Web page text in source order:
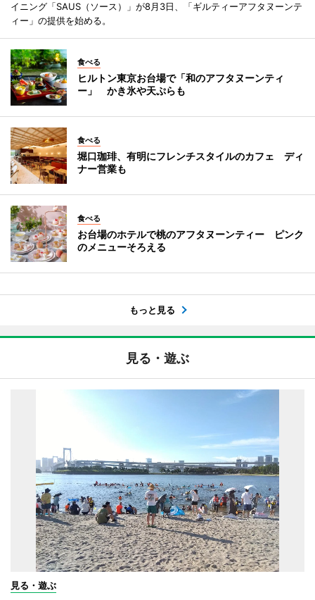
イニング「SAUS（ソース）」が8月3日、「ギルティーアフタヌーンテ
ィー」の提供を始める。
食べる
ヒルトン東京お台場で「和のアフタヌーンティ
ー」 かき氷や天ぷらも
食べる
堀口珈琲、有明にフレンチスタイルのカフェ ディ
ナー営業も
食べる
お台場のホテルで桃のアフタヌーンティー ピンク
のメニューそろえる
もっと見る
見る・遊ぶ
見る・遊ぶ